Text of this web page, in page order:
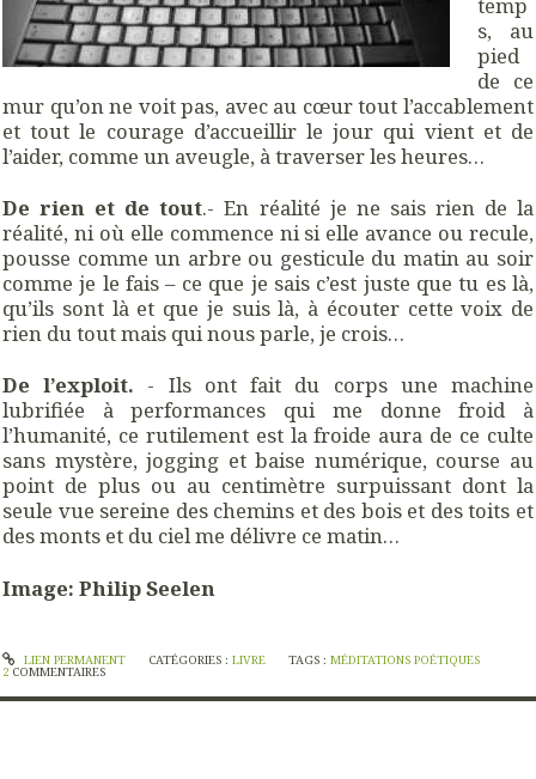
s, au
pied
de ce
mur qu’on ne voit pas, avec au cœur tout l’accablement
et tout le courage d’accueillir le jour qui vient et de
l’aider, comme un aveugle, à traverser les heures…
De rien et de tout.- En réalité je ne sais rien de la
réalité, ni où elle commence ni si elle avance ou recule,
pousse comme un arbre ou gesticule du matin au soir
comme je le fais – ce que je sais c’est juste que tu es là,
qu’ils sont là et que je suis là, à écouter cette voix de
rien du tout mais qui nous parle, je crois…
De l’exploit. - Ils ont fait du corps une machine
lubrifiée à performances qui me donne froid à
l’humanité, ce rutilement est la froide aura de ce culte
sans mystère, jogging et baise numérique, course au
point de plus ou au centimètre surpuissant dont la
seule vue sereine des chemins et des bois et des toits et
des monts et du ciel me délivre ce matin…
Image: Philip Seelen
LIEN PERMANENT CATÉGORIES : LIVRE TAGS :MÉDITATIONS POÉTIQUES
2 COMMENTAIRES